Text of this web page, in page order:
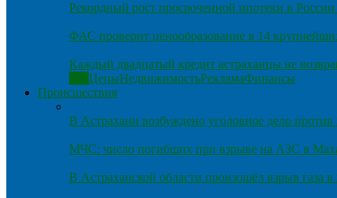
Рекордный рост просроченной ипотеки в России
ФАС проверит ценообразование в 14
Каждый двадцатый кредит астраханцы не
ЦеныНедвижимостьРекламаФинансы
Происшествия
В Астрахани возбуждено уголовное дело
МЧС: число погибших при взрыве на АЗС в
В Астраханской области произошёл взрыв газа